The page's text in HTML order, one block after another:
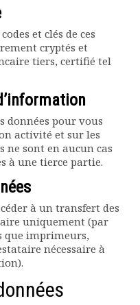
et clés de ces
cryptés et
tiers, certifié tel
données pour vous
activité et sur les
ne sont en aucun cas
à une tierce partie.
à un transfert des
uniquement (par
que imprimeurs,
nécessaire à